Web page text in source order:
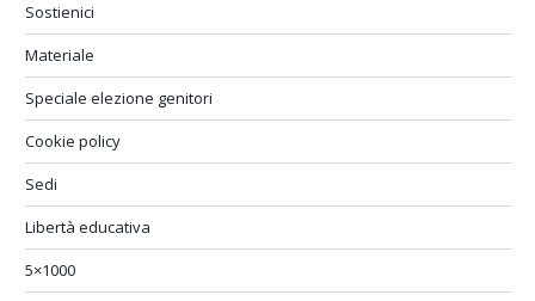
Sostienici
Materiale
Speciale elezione genitori
Cookie policy
Sedi
Libertà educativa
5×1000